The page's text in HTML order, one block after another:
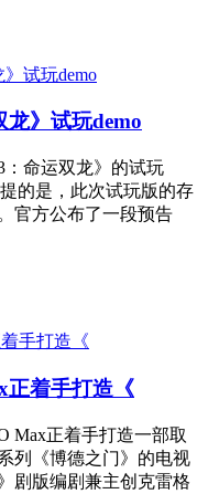
龙》试玩demo
命运双龙》的试玩
的是，此次试玩版的存
官方公布了一段预告
正着手打造《
Max正着手打造一部取
列《博德之门》的电视
剧版编剧兼主创克雷格